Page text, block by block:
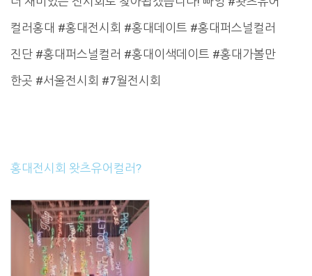
컬러홍대 #홍대전시회 #홍대데이트 #홍대퍼스널컬러
진단 #홍대퍼스널컬러 #홍대이색데이트 #홍대가볼만
한곳 #서울전시회 #7월전시회
홍대전시회 왓츠유어컬러?